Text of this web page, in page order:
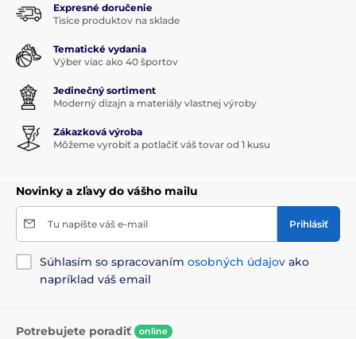
Expresné doručenie
Tisíce produktov na sklade
Tematické vydania
Výber viac ako 40 športov
Jedinečný sortiment
Moderný dizajn a materiály vlastnej výroby
Zákazková výroba
Môžeme vyrobiť a potlačiť váš tovar od 1 kusu
Novinky a zľavy do vášho mailu
Tu napíšte váš e-mail Prihlásiť
Súhlasím so spracovaním osobných údajov ako
napríklad váš email
Potrebujete poradiť online